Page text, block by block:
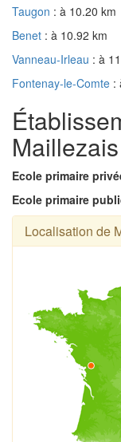
Taugon : à 10.20 km
Benet : à 10.92 km
Vanneau-Irleau : à
Fontenay-le-Comte :
Maillezais
Ecole primaire
Ecole primaire
Localisation de